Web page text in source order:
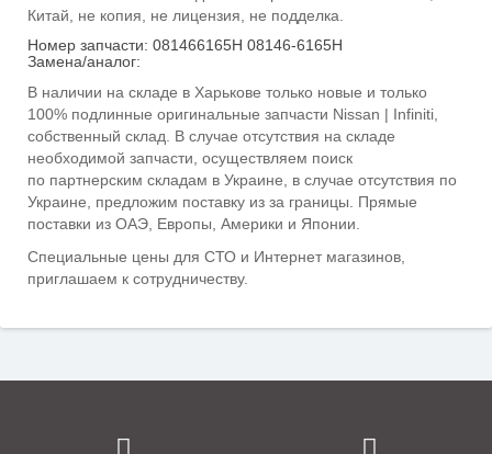
Китай, не копия, не лицензия, не подделка.
Номер запчасти: 081466165H 08146-6165H
Замена/аналог:
В наличии на складе в Харькове только новые и только
100% подлинные оригинальные запчасти Nissan | Infiniti,
собственный склад. В случае отсутствия на складе
необходимой запчасти, осуществляем поиск
по партнерским складам в Украине, в случае отсутствия по
Украине, предложим поставку из за границы. Прямые
поставки из ОАЭ, Европы, Америки и Японии.
Специальные цены для СТО и Интернет магазинов,
приглашаем к сотрудничеству.